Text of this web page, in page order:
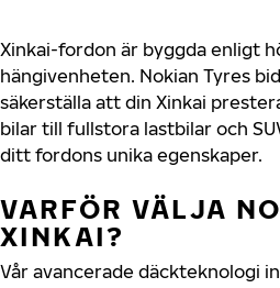
Xinkai-fordon är byggda enligt
hängivenheten. Nokian Tyres
säkerställa att din Xinkai
bilar till fullstora lastbilar och
ditt fordons unika egenskaper.
VARFÖR VÄLJA
XINKAI?
Vår avancerade däckteknologi